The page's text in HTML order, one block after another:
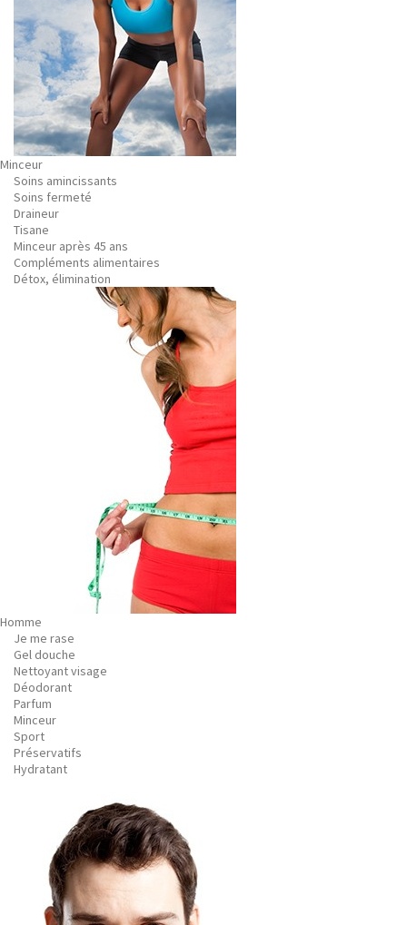
Minceur
Soins amincissants
Soins fermeté
Draineur
Tisane
Minceur après 45 ans
Compléments alimentaires
Détox, élimination
Homme
Je me rase
Gel douche
Nettoyant visage
Déodorant
Parfum
Minceur
Sport
Préservatifs
Hydratant